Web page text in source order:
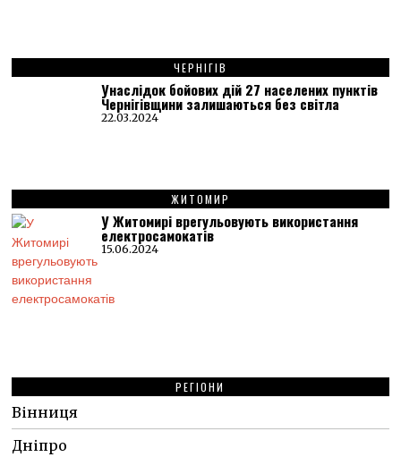
ЧЕРНІГІВ
Унаслідок бойових дій 27 населених пунктів
Чернігівщини залишаються без світла
22.03.2024
ЖИТОМИР
У Житомирі врегульовують використання
електросамокатів
15.06.2024
РЕГІОНИ
Вінниця
Дніпро